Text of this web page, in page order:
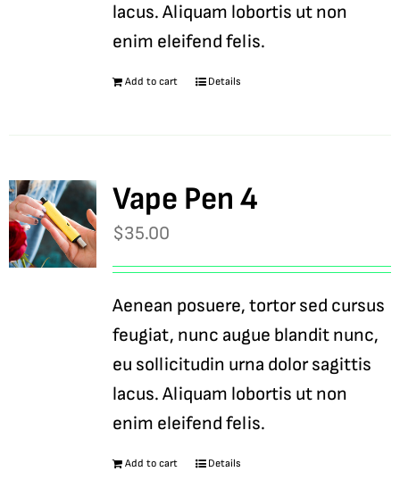
lacus. Aliquam lobortis ut non
enim eleifend felis.
Add to cart Details
Vape Pen 4
$35.00
Aenean posuere, tortor sed cursus
feugiat, nunc augue blandit nunc,
eu sollicitudin urna dolor sagittis
lacus. Aliquam lobortis ut non
enim eleifend felis.
Add to cart Details